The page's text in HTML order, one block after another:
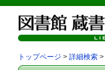
トップページ > 詳細検索 >